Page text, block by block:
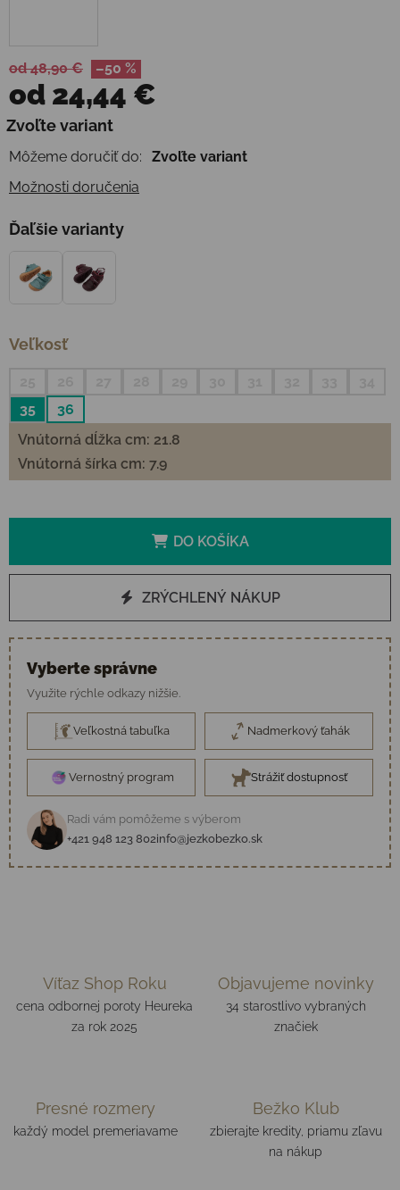
od 48,90 € –50 %
od 24,44 €
Jednotková cena:
Zvoľte variant
Môžeme doručiť do:
Zvoľte variant
Možnosti doručenia
Ďaľšie varianty
Veľkosť
35
36
Vnútorná dĺžka cm: 21.8
Vnútorná šírka cm: 7.9
DO KOŠÍKA
ZRÝCHLENÝ NÁKUP
Vyberte správne
Využite rýchle odkazy nižšie.
Veľkostná tabuľka Nadmerkový ťahák
Vernostný program Strážiť dostupnosť
Radi vám pomôžeme s výberom
+421 948 123 802info@jezkobezko.sk
Víťaz Shop Roku
cena odbornej poroty Heureka
za rok 2025
Objavujeme novinky
34 starostlivo vybraných
značiek
Presné rozmery
každý model premeriavame
Bežko Klub
zbierajte kredity, priamu zľavu
na nákup